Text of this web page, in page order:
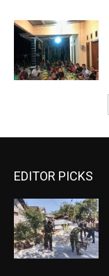
EDITOR PICKS